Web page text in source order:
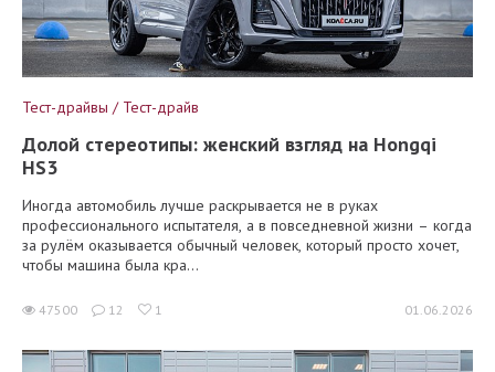
Тест-драйвы / Тест-драйв
Долой стереотипы: женский взгляд на Hongqi
HS3
Иногда автомобиль лучше раскрывается не в руках
профессионального испытателя, а в повседневной жизни – когда
за рулём оказывается обычный человек, который просто хочет,
чтобы машина была кра...
47500 12 1 01.06.2026